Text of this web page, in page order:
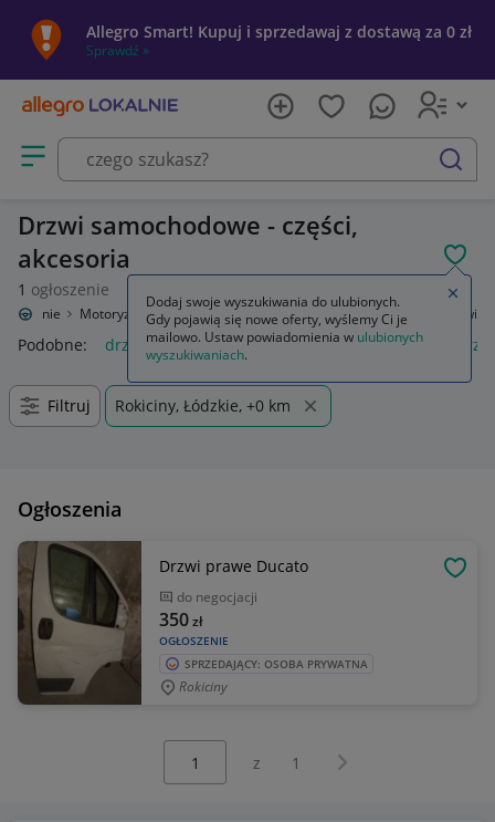
Allegro Smart! Kupuj i sprzedawaj z dostawą za 0 zł
Sprawdź »
Otwórz menu z kategoriami
szukaj
Drzwi samochodowe - części,
akcesoria
1 ogłoszenie
Lokalnie Motoryzacja Części samochodowe Części karoserii Drzwi
Podobne: drzwi moskitiera na drzwi balkonowe drzwi
Filtruj Rokiciny, Łódzkie, +0 km
Ogłoszenia
Drzwi prawe Ducato
do negocjacji
OGŁOSZENIE
350zł
SPRZEDAJĄCY: OSOBA PRYWATNA
Rokiciny
z 1 Następna strona
Dodaj swoje wyszukiwania do ulubionych.
Gdy pojawią się nowe oferty, wyślemy Ci je
mailowo. Ustaw powiadomienia w ulubionych
wyszukiwaniach.